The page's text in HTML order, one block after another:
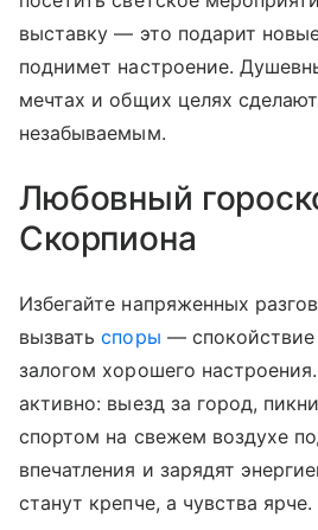
выставку — это подарит
поднимет настроение.
мечтах и общих целях
незабываемым.
Любовный
Скорпиона
Избегайте напряженных
вызватьспоры — спокойствие
залогом хорошего
активно: выезд за город,
спортом на свежем воздухе
впечатления и зарядят
станут крепче, а чувства ярче.